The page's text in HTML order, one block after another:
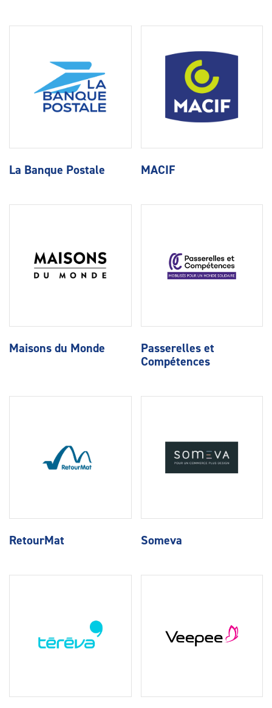
La Banque Postale MACIF
Maisons du Monde
Passerelles et
Compétences
RetourMat Someva